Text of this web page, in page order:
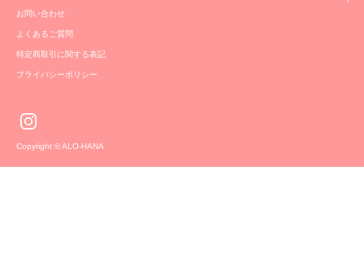
お問い合わせ
よくあるご質問
特定商取引に関する表記
プライバシーポリシー
Copyright © ALO-HANA